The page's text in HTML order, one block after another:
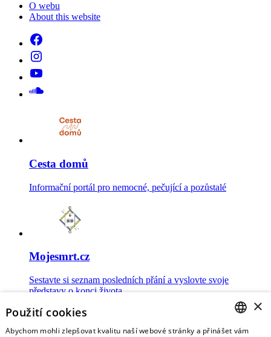
O webu
About this website
Cesta domů
Informační portál pro nemocné, pečující a pozůstalé
Mojesmrt.cz
Sestavte si seznam posledních přání a vyslovte svoje
představy o konci života
×
Použití cookies
Abychom mohli zlepšovat kvalitu naší webové stránky a přinášet vám